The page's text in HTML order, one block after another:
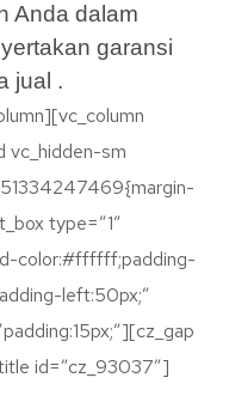
Anda dalam
garansi
jual .
vc_hidden-sm
type=”1″
color:#ffffff;padding-
left:50px;”
id=”cz_93037″]